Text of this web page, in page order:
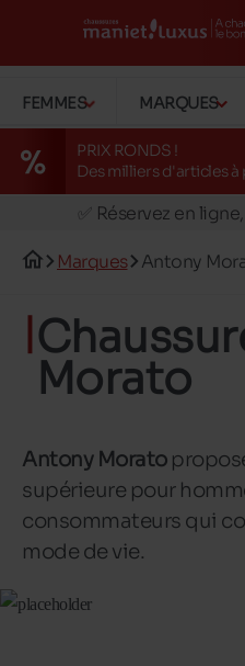
FEMMES MARQUES
PRIX RONDS !
Des milliers d'articles à
🚛
✅ Réservez en
🚛
Marques Antony
Morato
Antony Morato
supérieure pour
consommateurs qui
mode de vie.